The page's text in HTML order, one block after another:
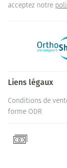
acceptez notre
Liens légaux
Conditions de
forme ODR